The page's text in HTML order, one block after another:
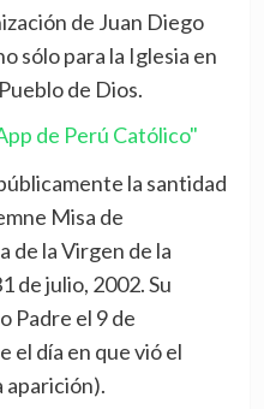
de Juan Diego
sólo para la Iglesia en
de Dios.
de Perú Católico"
la santidad
Misa de
de la Virgen de la
de julio, 2002. Su
Padre el 9 de
el día en que vió el
aparición).